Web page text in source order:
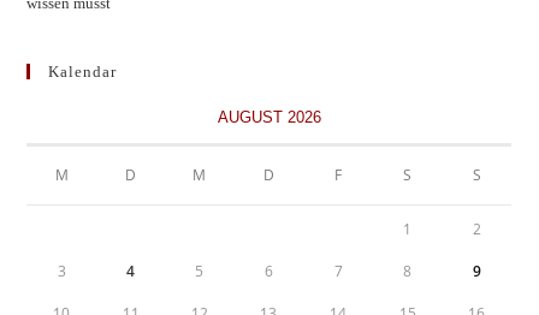
Kalendar
AUGUST 2026
M D M D F S S
1 2
3 4 5 6 7 8 9